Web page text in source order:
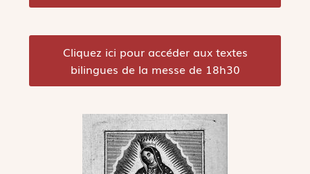
Cliquez ici pour accéder aux textes
bilingues de la messe de 18h30